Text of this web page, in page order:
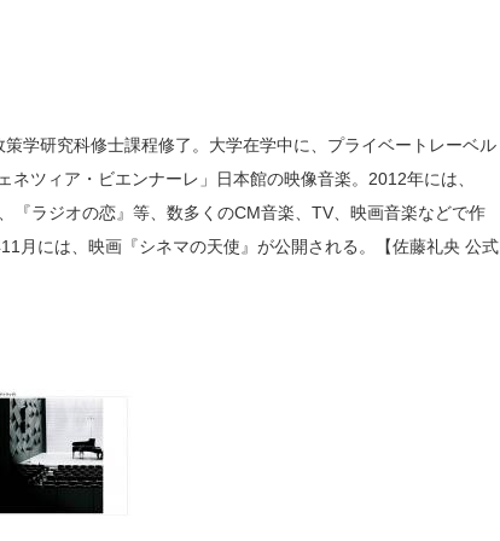
学研究科修士課程修了。大学在学中に、プライベートレーベル
ツィア・ビエンナーレ」日本館の映像音楽。2012年には、
『ラジオの恋』等、数多くのCM音楽、TV、映画音楽などで作
月には、映画『シネマの天使』が公開される。【佐藤礼央 公式